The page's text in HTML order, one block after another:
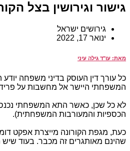
גישור וגירושין בצל
גירושים ישראל
ינואר 17, 2022
מאת: עו"ד גילה עיני
כל עורך דין העוסק בדיני משפחה
המשפחתי היישר אל מחשבות על
לא כל שכן, כאשר התא המשפחתי
הכספיות והמעורבות המשפחתית).
כעת, מגפת הקורונה מייצרת אפקט
שהינם מאותגרים זה מכבר. בעוד שיש